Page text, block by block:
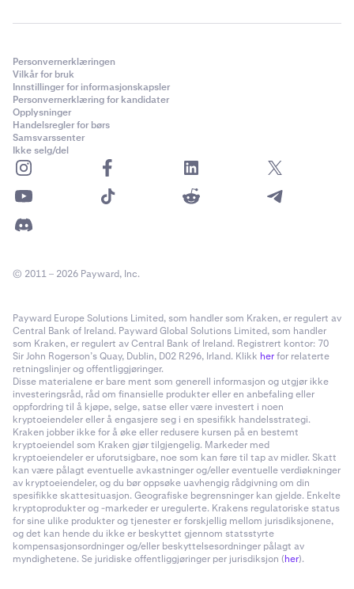
Personvernerklæringen
Vilkår for bruk
Innstillinger for informasjonskapsler
Personvernerklæring for kandidater
Opplysninger
Handelsregler for børs
Samsvarssenter
Ikke selg/del
© 2011 – 2026 Payward, Inc.
Payward Europe Solutions Limited, som handler som Kraken, er regulert av
Central Bank of Ireland. Payward Global Solutions Limited, som handler
som Kraken, er regulert av Central Bank of Ireland. Registrert kontor: 70
Sir John Rogerson’s Quay, Dublin, D02 R296, Irland. Klikk herfor relaterte
retningslinjer og offentliggjøringer.
Disse materialene er bare ment som generell informasjon og utgjør ikke
investeringsråd, råd om finansielle produkter eller en anbefaling eller
oppfordring til å kjøpe, selge, satse eller være investert i noen
kryptoeiendeler eller å engasjere seg i en spesifikk handelsstrategi.
Kraken jobber ikke for å øke eller redusere kursen på en bestemt
kryptoeiendel som Kraken gjør tilgjengelig. Markeder med
kryptoeiendeler er uforutsigbare, noe som kan føre til tap av midler. Skatt
kan være pålagt eventuelle avkastninger og/eller eventuelle verdiøkninger
av kryptoeiendeler, og du bør oppsøke uavhengig rådgivning om din
spesifikke skattesituasjon. Geografiske begrensninger kan gjelde. Enkelte
kryptoprodukter og -markeder er uregulerte. Krakens regulatoriske status
for sine ulike produkter og tjenester er forskjellig mellom jurisdiksjonene,
og det kan hende du ikke er beskyttet gjennom statsstyrte
kompensasjonsordninger og/eller beskyttelsesordninger pålagt av
myndighetene. Se juridiske offentliggjøringer per jurisdiksjon (her).